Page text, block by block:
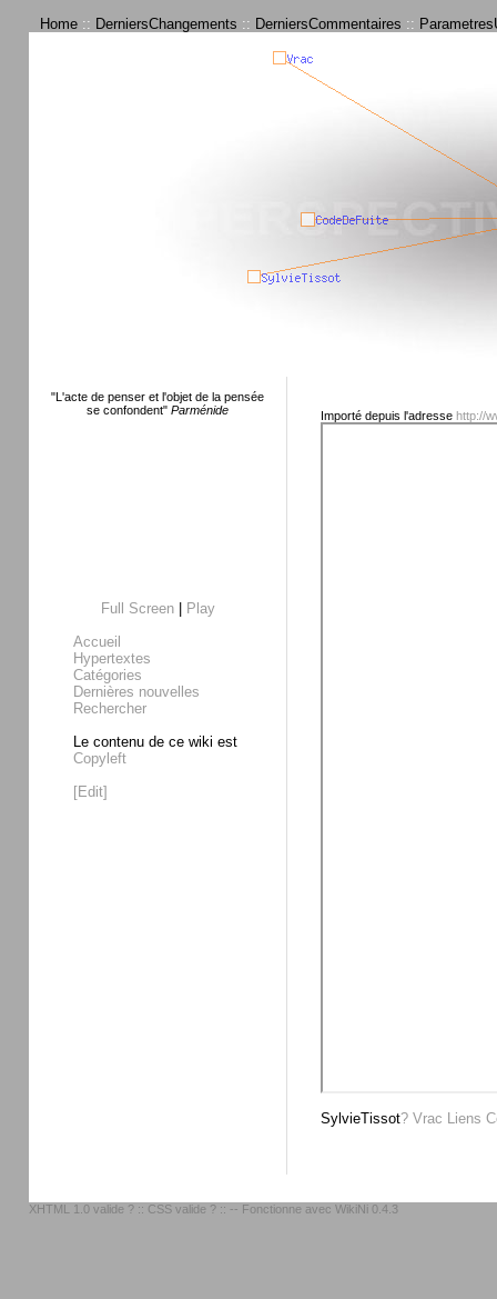
Home :: DerniersChangements :: DerniersCommentaires ::
"L'acte de penser et l'objet de la pensée
se confondent" Parménide
Full Screen|
Play
Accueil
Hypertextes
Catégories
Dernières nouvelles
Rechercher
Le contenu de ce wiki est
Copyleft
[Edit]
Importé depuis l'adresse http://
SylvieTissot? Vrac Liens
XHTML 1.0 valide ? :: CSS valide ? :: -- Fonctionne avec WikiNi 0.4.3